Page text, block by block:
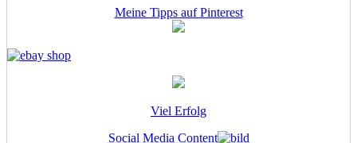
Meine Tipps auf Pinterest
Viel Erfolg
Social Media Content